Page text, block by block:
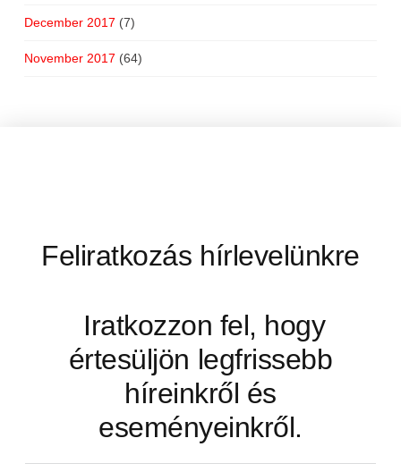
December 2017 (7)
November 2017 (64)
Feliratkozás hírlevelünkre
Iratkozzon fel, hogy
értesüljön legfrissebb
híreinkről és
eseményeinkről.